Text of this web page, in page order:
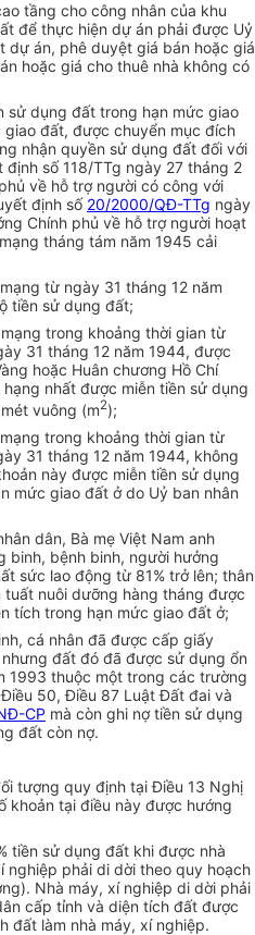
tầng cho công nhân của khu
để thực hiện dự án phải được Uỷ
dự án, phê duyệt giá bán hoặc giá
hoặc giá cho thuê nhà không có
sử dụng đất trong hạn mức giao
đất, được chuyển mục đích
nhận quyền sử dụng đất đối với
số 118/TTg ngày 27 tháng 2
về hỗ trợ người có công với
định số 20/2000/QĐ-TTg ngày
Chính phủ về hỗ trợ người hoạt
tháng tám năm 1945 cải
từ ngày 31 tháng 12 năm
tiền sử dụng đất;
trong khoảng thời gian từ
31 tháng 12 năm 1944, được
hoặc Huân chương Hồ Chí
nhất được miễn tiền sử dụng
vuông (m2);
trong khoảng thời gian từ
31 tháng 12 năm 1944, không
này được miễn tiền sử dụng
mức giao đất ở do Uỷ ban nhân
dân, Bà mẹ Việt Nam anh
binh, bệnh binh, người hưởng
sức lao động từ 81% trở lên; thân
nuôi dưỡng hàng tháng được
tích trong hạn mức giao đất ở;
cá nhân đã được cấp giấy
đất đó đã được sử dụng ổn
1993 thuộc một trong các trường
50, Điều 87 Luật Đất đai và
CP mà còn ghi nợ tiền sử dụng
đất còn nợ.
tượng quy định tại Điều 13 Nghị
khoản tại điều này được hướng
tiền sử dụng đất khi được nhà
nghiệp phải di dời theo quy hoạch
Nhà máy, xí nghiệp di dời phải
cấp tỉnh và diện tích đất được
đất làm nhà máy, xí nghiệp.